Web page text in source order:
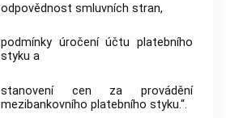
odpovědnost smluvních stran,
podmínky úročení účtu platebního
styku a
stanovení cen za provádění
mezibankovního platebního styku.“.